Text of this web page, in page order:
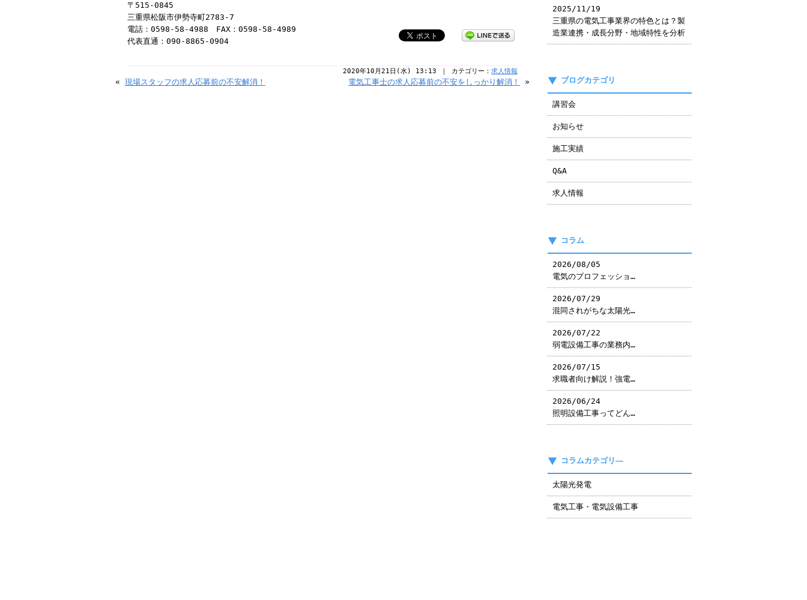
〒515-0845
三重県松阪市伊勢寺町2783-7
電話：0598-58-4988 FAX：0598-58-4989
代表直通：090-8865-0904
2020年10月21日(水) 13:13 ｜ カテゴリー： 求人情報
« 現場スタッフの求人応募前の不安解消！ 電気工事士の求人応募前の不安をしっかり解消！ »
2025/11/19
三重県の電気工事業界の特色とは？製
造業連携・成長分野・地域特性を分析
ブログカテゴリ
講習会
お知らせ
施工実績
Q&A
求人情報
コラム
2026/08/05
電気のプロフェッショ…
2026/07/29
混同されがちな太陽光…
2026/07/22
弱電設備工事の業務内…
2026/07/15
求職者向け解説！強電…
2026/06/24
照明設備工事ってどん…
コラムカテゴリ―
太陽光発電
電気工事・電気設備工事